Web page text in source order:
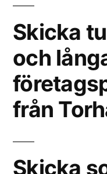
Skicka
och
från
Skicka